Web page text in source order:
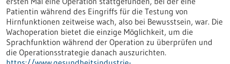
Patientin während des Eingriffs für die Testung von
Hirnfunktionen zeitweise wach, also bei Bewusstsein, war. Die
Wachoperation bietet die einzige Möglichkeit, um die
Sprachfunktion während der Operation zu überprüfen und
die Operationsstrategie danach auszurichten.